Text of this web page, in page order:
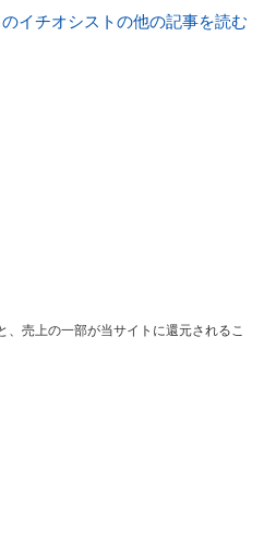
のイチオシストの他の記事を読む
、売上の一部が当サイトに還元されるこ